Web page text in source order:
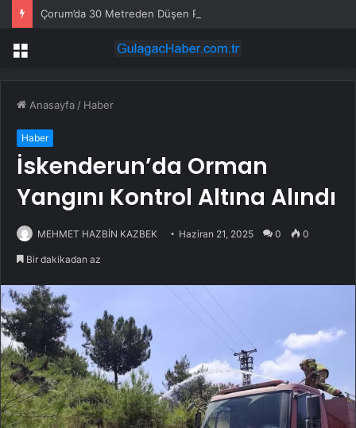
Çorum’da 30 Metreden Düşen Paraşütçü Hayatını Kaybetti
Menü
Anasayfa / Haber
Haber
İskenderun’da Orman
Yangını Kontrol Altına Alındı
MEHMET HAZBİN KAZBEK Haziran 21, 2025 0 0
Bir dakikadan az